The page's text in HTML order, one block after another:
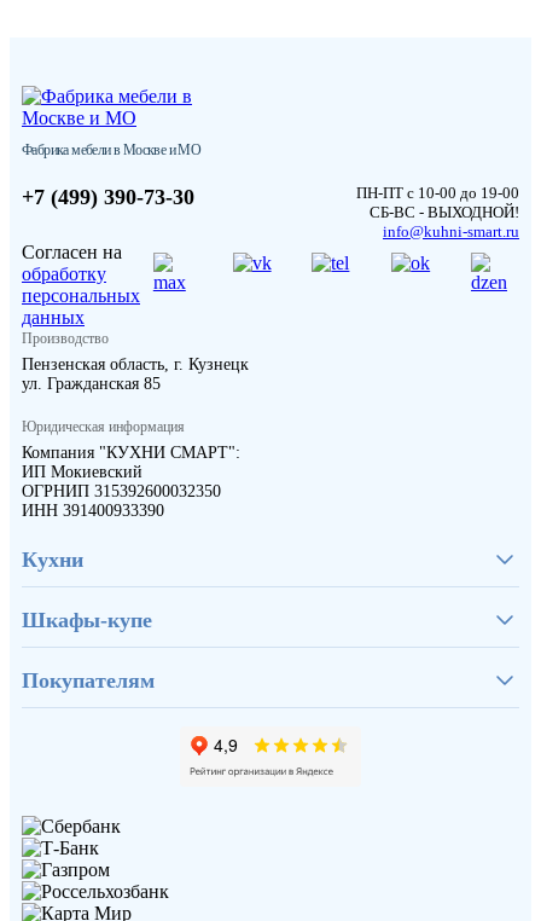
Фабрика мебели в Москве и МО
+7 (499) 390-73-30
ПН-ПТ с 10-00 до 19-00
СБ-ВС - ВЫХОДНОЙ!
info@kuhni-smart.ru
Согласен на
обработку
персональных
данных
Производство
Пензенская область, г. Кузнецк
ул. Гражданская 85
Юридическая информация
Компания "КУХНИ СМАРТ":
ИП Мокиевский
ОГРНИП 315392600032350
ИНН 391400933390
Кухни
Шкафы-купе
Покупателям